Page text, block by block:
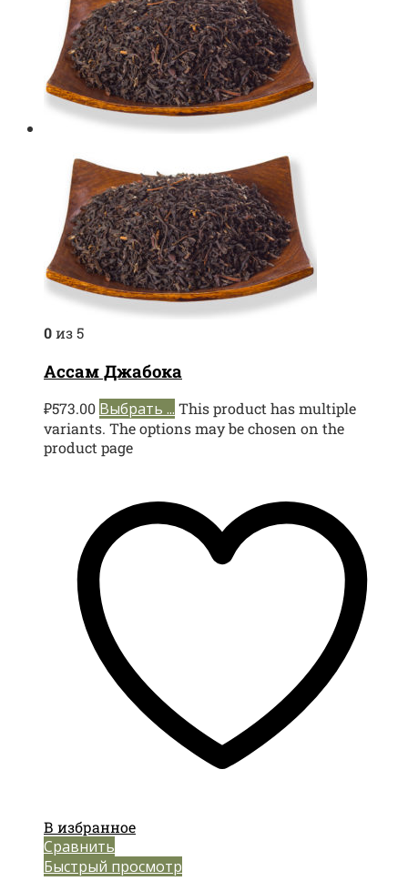
0из 5
Ассам Джабока
₽573.00 Выбрать ... This product has multiple
variants. The options may be chosen on the
product page
В избранное
Сравнить
Быстрый просмотр